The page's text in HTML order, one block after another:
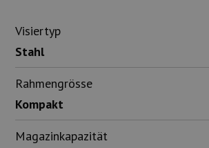
Visiertyp
Stahl
Rahmengrösse
Kompakt
Magazinkapazität